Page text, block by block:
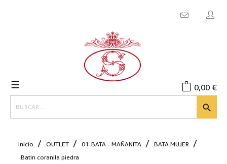
Navegación
de
palanca
☰

0,00 €
Inicio OUTLET 01-BATA - MAÑANITA
BATA MUJER
Batin coranila piedra